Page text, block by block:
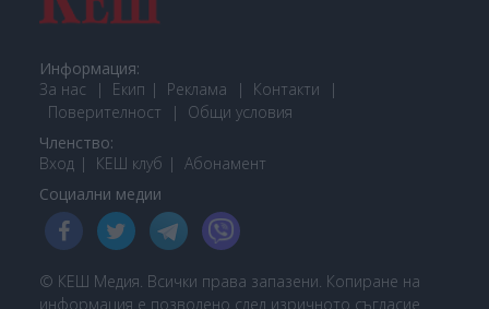
Информация:
За нас
Екип Реклама
Контакти
Поверителност
Общи условия
Членство:
Вход
КЕШ клуб Абонамент
Социални медии
© КЕШ Медия. Всички права запазени. Копиране на
информация е позволено след изричното съгласие